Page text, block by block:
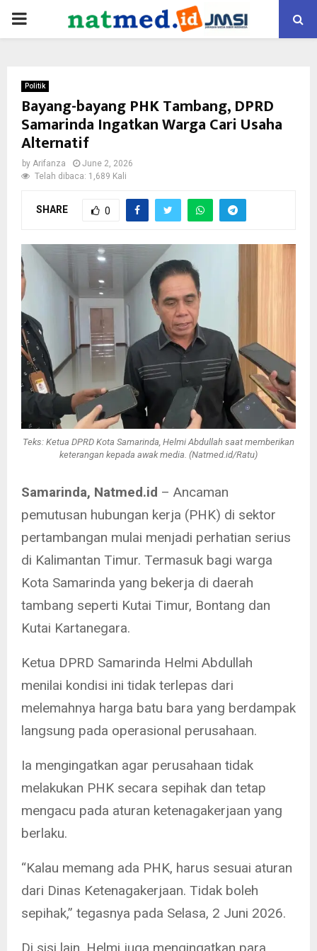
PRIMARY
Politik
Bayang-bayang PHK Tambang, DPRD
Samarinda Ingatkan Warga Cari Usaha
Alternatif
by Arifanza
June 2, 2026
Telah dibaca: 1,689 Kali
SHARE 0
Teks: Ketua DPRD Kota Samarinda, Helmi Abdullah saat memberikan
keterangan kepada awak media. (Natmed.id/Ratu)
Samarinda, Natmed.id – Ancaman
pemutusan hubungan kerja (PHK) di sektor
pertambangan mulai menjadi perhatian serius
di Kalimantan Timur. Termasuk bagi warga
Kota Samarinda yang bekerja di daerah
tambang seperti Kutai Timur, Bontang dan
Kutai Kartanegara.
Ketua DPRD Samarinda Helmi Abdullah
menilai kondisi ini tidak terlepas dari
melemahnya harga batu bara yang berdampak
langsung pada operasional perusahaan.
Ia mengingatkan agar perusahaan tidak
melakukan PHK secara sepihak dan tetap
mengacu pada aturan ketenagakerjaan yang
berlaku.
“Kalau memang ada PHK, harus sesuai aturan
dari Dinas Ketenagakerjaan. Tidak boleh
sepihak,” tegasnya pada Selasa, 2 Juni 2026.